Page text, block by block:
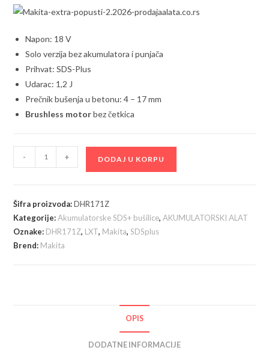
Napon: 18 V
Solo verzija bez akumulatora i punjača
Prihvat: SDS-Plus
Udarac: 1,2 J
Prečnik bušenja u betonu: 4 – 17 mm
Brushless motorbez četkica
-
bušilica-
čekić
DHR171Z
količina
- + DODAJ U KORPU
Šifra proizvoda:DHR171Z
Kategorije:Akumulatorske SDS+ bušilice,AKUMULATORSKI ALAT
Oznake: DHR171Z, LXT, Makita,SDSplus
Brend: Makita
OPIS
DODATNE INFORMACIJE